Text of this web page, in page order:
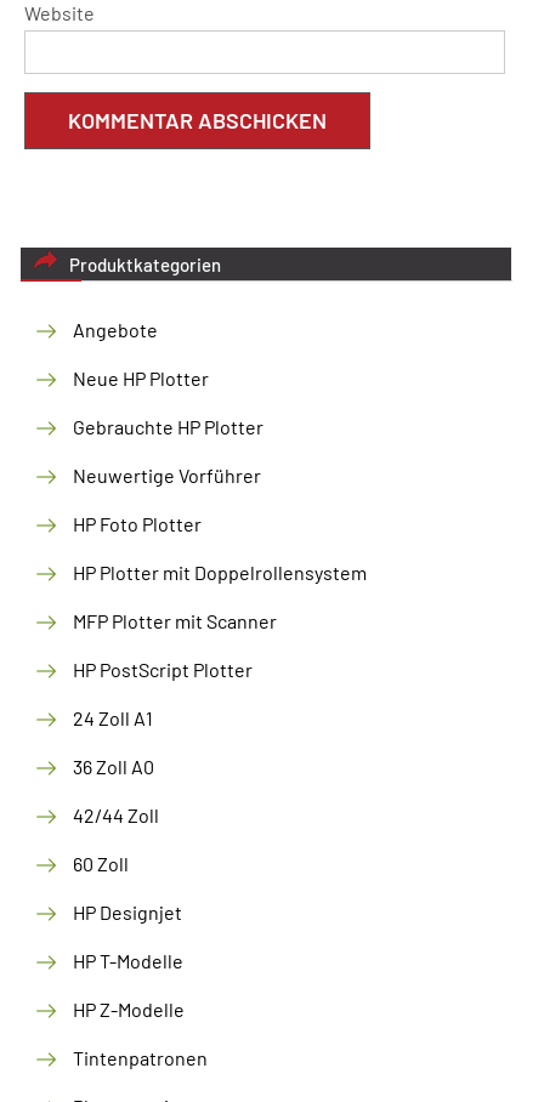
Website
Produktkategorien
Angebote
Neue HP Plotter
Gebrauchte HP Plotter
Neuwertige Vorführer
HP Foto Plotter
HP Plotter mit Doppelrollensystem
MFP Plotter mit Scanner
HP PostScript Plotter
24 Zoll A1
36 Zoll A0
42/44 Zoll
60 Zoll
HP Designjet
HP T-Modelle
HP Z-Modelle
Tintenpatronen